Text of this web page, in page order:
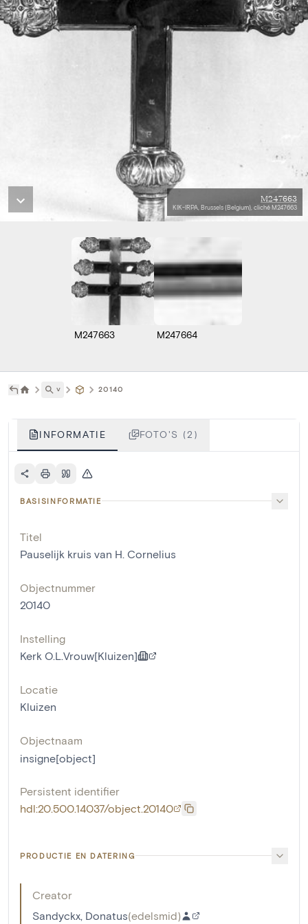
M247663
KIK-IRPA, Brussels (Belgium), cliché M247663
M247663 M247664
˅ 20140
INFORMATIE FOTO'S (2)
BASISINFORMATIE
Titel
Pauselijk kruis van H. Cornelius
Objectnummer
20140
Instelling
Kerk O.L.Vrouw[Kluizen]
Locatie
Kluizen
Objectnaam
insigne[object]
Persistent identifier
hdl:20.500.14037/object.20140
PRODUCTIE EN DATERING
Creator
Sandyckx, Donatus(edelsmid)